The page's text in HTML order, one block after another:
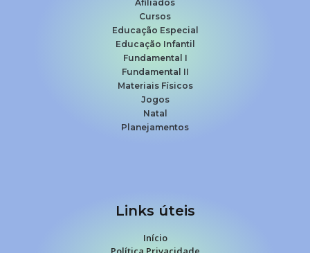
Afiliados
Cursos
Educação Especial
Educação Infantil
Fundamental I
Fundamental II
Materiais Físicos
Jogos
Natal
Planejamentos
Links úteis
Início